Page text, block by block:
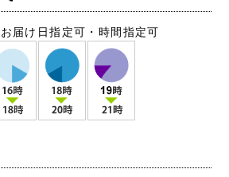
届け日指定可・時間指定可